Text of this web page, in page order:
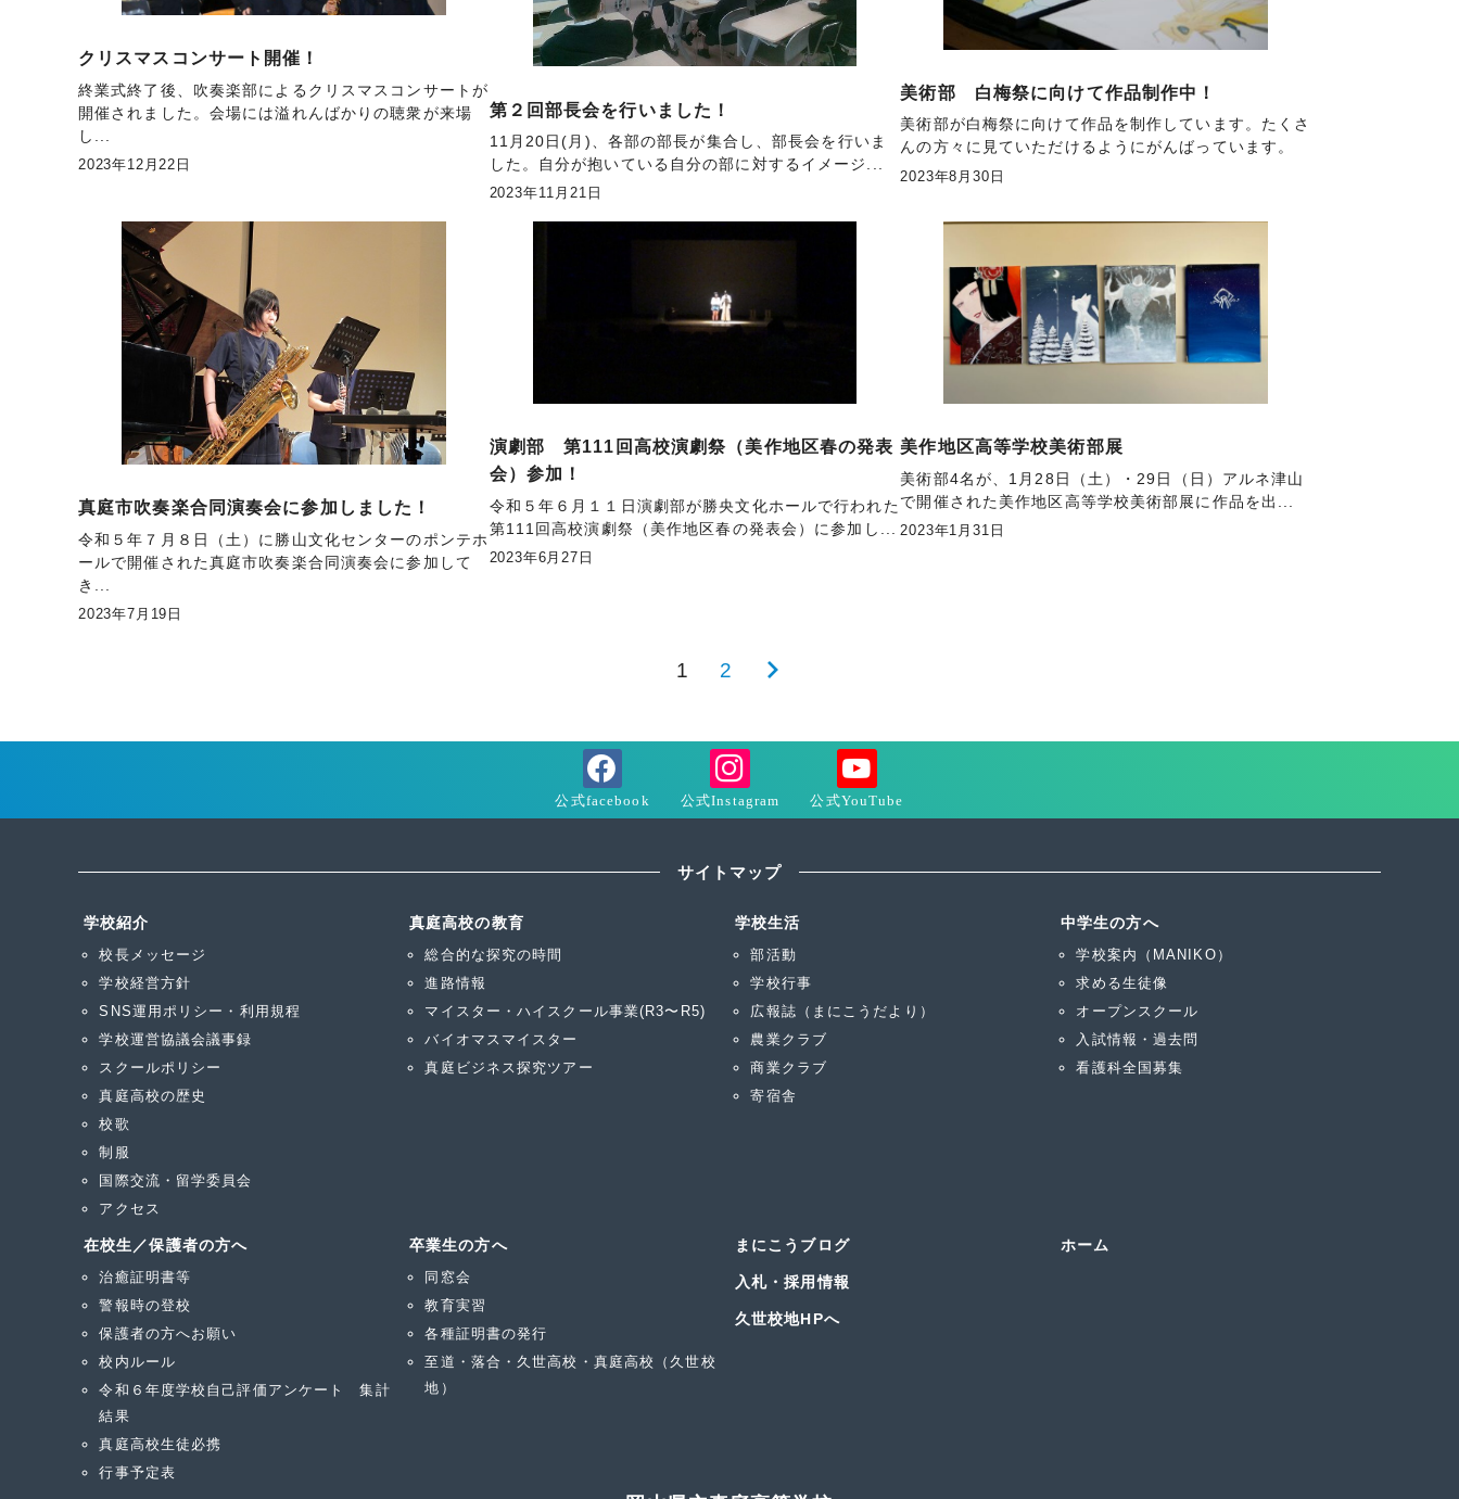
クリスマスコンサート開催！
終業式終了後、吹奏楽部によるクリスマスコンサートが
開催されました。会場には溢れんばかりの聴衆が来場
し...
2023年12月22日
第２回部長会を行いました！
11月20日(月)、各部の部長が集合し、部長会を行いま
した。自分が抱いている自分の部に対するイメージ...
2023年11月21日
美術部 白梅祭に向けて作品制作中！
美術部が白梅祭に向けて作品を制作しています。たくさ
んの方々に見ていただけるようにがんばっています。
2023年8月30日
真庭市吹奏楽合同演奏会に参加しました！
令和５年７月８日（土）に勝山文化センターのポンテホ
ールで開催された真庭市吹奏楽合同演奏会に参加して
き...
2023年7月19日
演劇部 第111回高校演劇祭（美作地区春の発表
会）参加！
令和５年６月１１日演劇部が勝央文化ホールで行われた
第111回高校演劇祭（美作地区春の発表会）に参加し...
2023年6月27日
美作地区高等学校美術部展
美術部4名が、1月28日（土）・29日（日）アルネ津山
で開催された美作地区高等学校美術部展に作品を出...
2023年1月31日
送
り
1 2
次
ペ
ジ
サイトマップ
学校紹介
校長メッセージ
学校経営方針
SNS運用ポリシー・利用規程
学校運営協議会議事録
スクールポリシー
真庭高校の歴史
校歌
制服
国際交流・留学委員会
アクセス
真庭高校の教育
総合的な探究の時間
進路情報
マイスター・ハイスクール事業(R3〜R5)
バイオマスマイスター
真庭ビジネス探究ツアー
学校生活
部活動
学校行事
広報誌（まにこうだより）
農業クラブ
商業クラブ
寄宿舎
中学生の方へ
学校案内（MANIKO）
求める生徒像
オープンスクール
入試情報・過去問
看護科全国募集
在校生／保護者の方へ
治癒証明書等
警報時の登校
保護者の方へお願い
校内ルール
令和６年度学校自己評価アンケート 集計
結果
真庭高校生徒必携
行事予定表
卒業生の方へ
同窓会
教育実習
各種証明書の発行
至道・落合・久世高校・真庭高校（久世校
地）
まにこうブログ
入札・採用情報
久世校地HPへ
ホーム